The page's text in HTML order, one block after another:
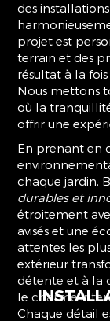
des
projet est
terrain et des
résultat à la
Nous mettons
où la
offrir une
En prenant en
chaque jardin,
durables et
étroitement
avisés et une
attentes les
extérieur
détente et à la
le charme
Chaque détail